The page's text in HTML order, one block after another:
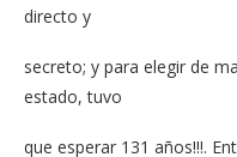
directo y
secreto; y para elegir de
estado, tuvo
que esperar 131 años!!!.